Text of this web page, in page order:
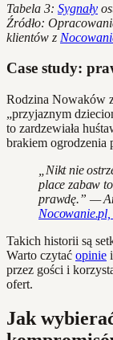
Tabela 3: Sygnały
Źródło:
klientów z
Case study:
Rodzina Nowaków
„przyjaznym
to zardzewiała
brakiem ogrodzenia
„Nikt nie
place zabaw
prawdę.” —
Nocowanie.pl,
Takich historii są
Warto czytać opinie
przez gości i
ofert.
Jak